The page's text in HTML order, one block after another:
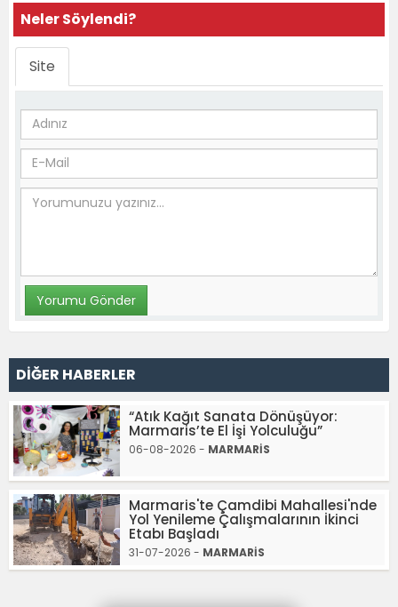
Neler Söylendi?
Site
DİĞER HABERLER
“Atık Kağıt Sanata Dönüşüyor:
Marmaris’te El İşi Yolculuğu”
06-08-2026 - MARMARİS
Marmaris'te Çamdibi Mahallesi'nde
Yol Yenileme Çalışmalarının İkinci
Etabı Başladı
31-07-2026 - MARMARİS